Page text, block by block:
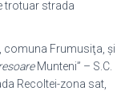
trotuar strada
comuna Frumusiţa, şi
Munteni” – S.C.
Recoltei-zona sat,